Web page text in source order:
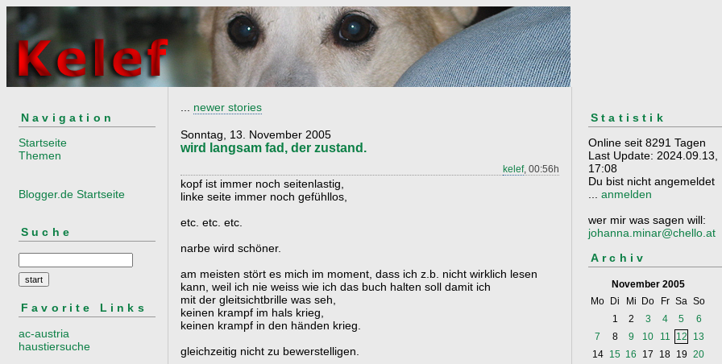
Navigation
Startseite
Themen
Blogger.de Startseite
Suche
Favorite Links
ac-austria
haustiersuche
newer stories
Sonntag, 13. November 2005
wird langsam fad, der zustand.
kelef, 00:56h
kopf ist immer noch seitenlastig,
linke seite immer noch gefühllos,
etc. etc. etc.
narbe wird schöner.
am meisten stört es mich im moment, dass ich z.b. nicht wirklich lesen
kann, weil ich nie weiss wie ich das buch halten soll damit ich
mit der gleitsichtbrille was seh,
keinen krampf im hals krieg,
keinen krampf in den händen krieg.
gleichzeitig nicht zu bewerstelligen.
Statistik
Online seit 8291 Tagen
Last Update: 2024.09.13,
17:08
Du bist nicht angemeldet
... anmelden
wer mir was sagen will:
johanna.minar@chello.at
Archiv
November 2005
Mo
Di Mi Do Fr Sa So
1
2 3 4 5
6
7
8 9 10 11 12
13
14
15 16 17 18 19 20